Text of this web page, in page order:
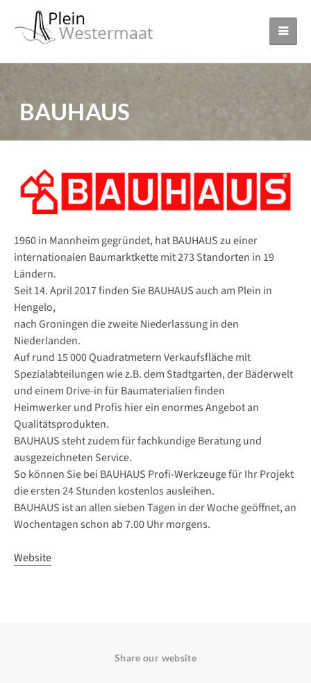
BAUHAUS
1960 in Mannheim gegründet, hat BAUHAUS zu einer
internationalen Baumarktkette mit 273 Standorten in 19
Ländern.
Seit 14. April 2017 finden Sie BAUHAUS auch am Plein in
Hengelo,
nach Groningen die zweite Niederlassung in den
Niederlanden.
Auf rund 15 000 Quadratmetern Verkaufsfläche mit
Spezialabteilungen wie z.B. dem Stadtgarten, der Bäderwelt
und einem Drive-in für Baumaterialien finden
Heimwerker und Profis hier ein enormes Angebot an
Qualitätsprodukten.
BAUHAUS steht zudem für fachkundige Beratung und
ausgezeichneten Service.
So können Sie bei BAUHAUS Profi-Werkzeuge für Ihr Projekt
die ersten 24 Stunden kostenlos ausleihen.
BAUHAUS ist an allen sieben Tagen in der Woche geöffnet, an
Wochentagen schon ab 7.00 Uhr morgens.
Website
Share our website